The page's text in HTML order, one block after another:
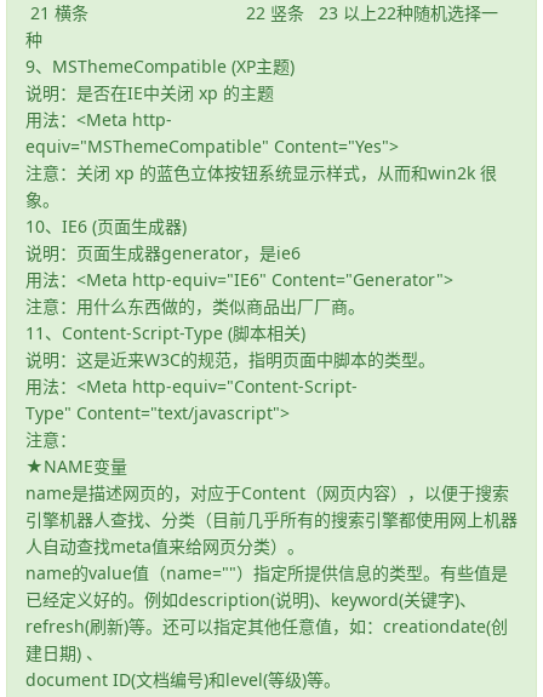
21 横条 22 竖条 23 以上22种随机选择一
种
9、MSThemeCompatible (XP主题)
说明：是否在IE中关闭 xp 的主题
用法：<Meta http-
equiv="MSThemeCompatible" Content="Yes">
注意：关闭 xp 的蓝色立体按钮系统显示样式，从而和win2k 很
象。
10、IE6 (页面生成器)
说明：页面生成器generator，是ie6
用法：<Meta http-equiv="IE6" Content="Generator">
注意：用什么东西做的，类似商品出厂厂商。
11、Content-Script-Type (脚本相关)
说明：这是近来W3C的规范，指明页面中脚本的类型。
用法：<Meta http-equiv="Content-Script-
Type" Content="text/javascript">
注意：
★NAME变量
name是描述网页的，对应于Content（网页内容），以便于搜索
引擎机器人查找、分类（目前几乎所有的搜索引擎都使用网上机器
人自动查找meta值来给网页分类）。
name的value值（name=""）指定所提供信息的类型。有些值是
已经定义好的。例如description(说明)、keyword(关键字)、
refresh(刷新)等。还可以指定其他任意值，如：creationdate(创
建日期) 、
document ID(文档编号)和level(等级)等。